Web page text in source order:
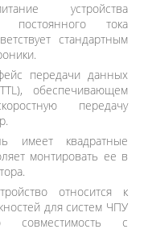
устройства
постоянного тока
стандартным
передачи данных
обеспечивающем
передачу
имеет квадратные
монтировать ее в
относится к
для систем ЧПУ
совместимость с